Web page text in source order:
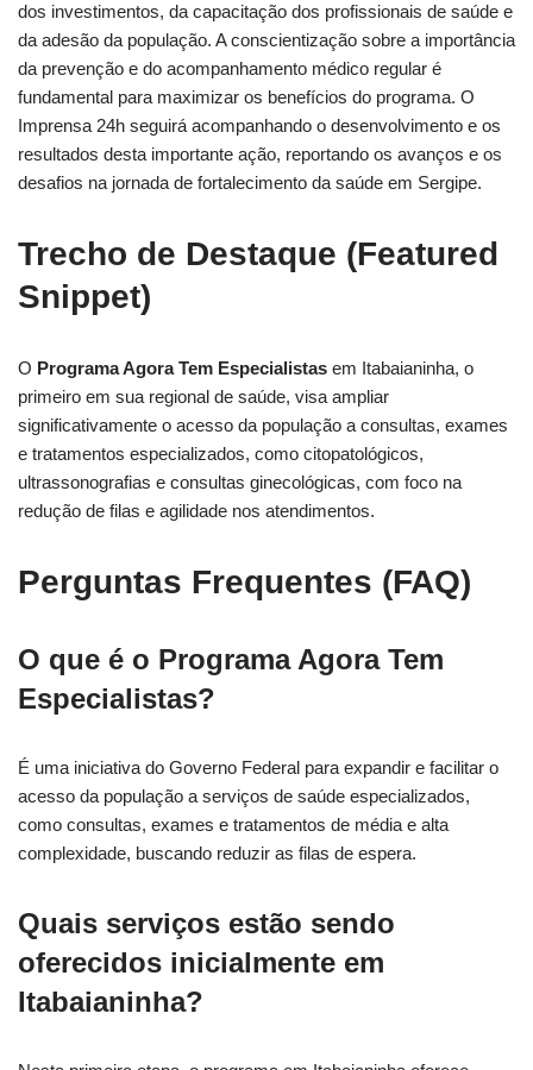
dos investimentos, da capacitação dos profissionais de saúde e
da adesão da população. A conscientização sobre a importância
da prevenção e do acompanhamento médico regular é
fundamental para maximizar os benefícios do programa. O
Imprensa 24h seguirá acompanhando o desenvolvimento e os
resultados desta importante ação, reportando os avanços e os
desafios na jornada de fortalecimento da saúde em Sergipe.
Trecho de Destaque (Featured
Snippet)
O Programa Agora Tem Especialistas em Itabaianinha, o
primeiro em sua regional de saúde, visa ampliar
significativamente o acesso da população a consultas, exames
e tratamentos especializados, como citopatológicos,
ultrassonografias e consultas ginecológicas, com foco na
redução de filas e agilidade nos atendimentos.
Perguntas Frequentes (FAQ)
O que é o Programa Agora Tem
Especialistas?
É uma iniciativa do Governo Federal para expandir e facilitar o
acesso da população a serviços de saúde especializados,
como consultas, exames e tratamentos de média e alta
complexidade, buscando reduzir as filas de espera.
Quais serviços estão sendo
oferecidos inicialmente em
Itabaianinha?